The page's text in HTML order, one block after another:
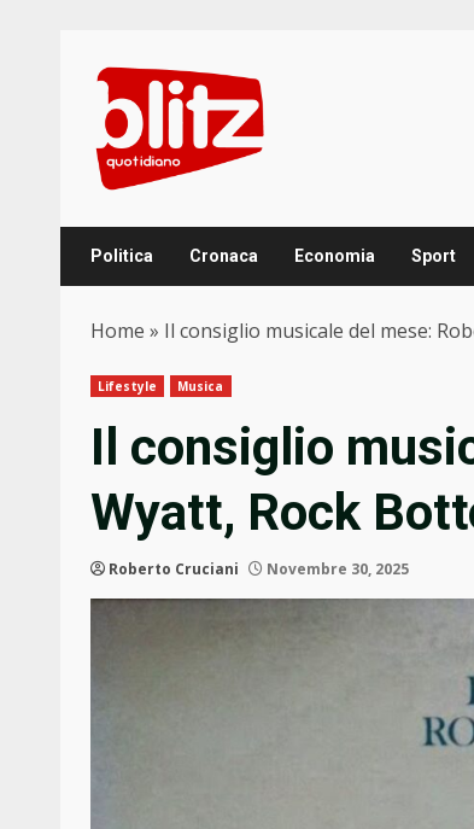
content
Politica Cronaca Economia Sport
Home » Il consiglio musicale del mese:
Lifestyle Musica
Il consiglio
Wyatt, Rock
Roberto Cruciani Novembre 30, 2025